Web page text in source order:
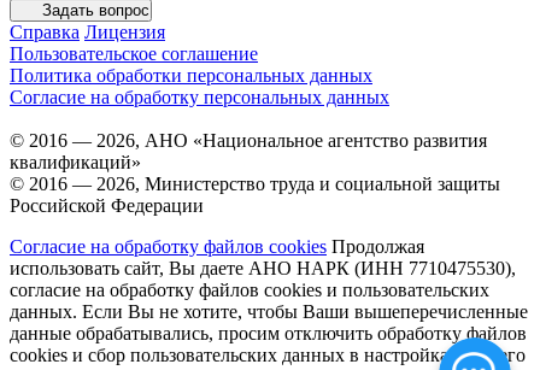
Задать вопрос
Справка Лицензия
Пользовательское соглашение
Политика обработки персональных данных
Согласие на обработку персональных данных
© 2016 — 2026, АНО «Национальное агентство развития
квалификаций»
© 2016 — 2026, Министерство труда и социальной защиты
Российской Федерации
Согласие на обработку файлов cookies Продолжая
использовать сайт, Вы даете АНО НАРК (ИНН 7710475530),
согласие на обработку файлов cookies и пользовательских
данных. Если Вы не хотите, чтобы Ваши вышеперечисленные
данные обрабатывались, просим отключить обработку файлов
cookies и сбор пользовательских данных в настройках Вашего